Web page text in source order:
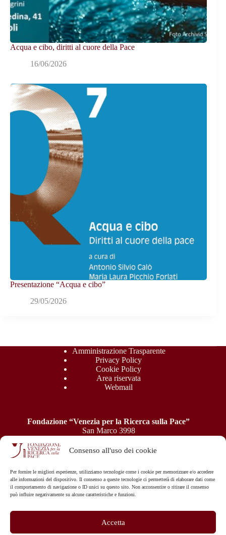
Consenso all'uso dei cookie
Per fornire le migliori esperienze, utilizziamo tecnologie come i cookie per memorizzare e/o accedere
alle informazioni del dispositivo. Il consenso a queste tecnologie ci permetterà di elaborare dati come
il comportamento di navigazione o ID unici su questo sito. Non acconsentire o ritirare il consenso
può influire negativamente su alcune caratteristiche e funzioni.
Accetta
Acqua e cibo, diritti al cuore della Pace
16/06/2026
Presentazione “Acqua e cibo”
29/05/2026
Amministrazione Trasparente
Privacy Policy
Cookie Policy
Area riservata
Webmail
Fondazione “Venezia per la Ricerca sulla Pace”
San Marco 3998
P.IVA: 04945550277 - C.F.: 94039050276
info@veripa.org-veripa@ergopec.it